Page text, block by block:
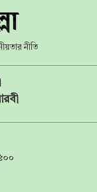
নীতি